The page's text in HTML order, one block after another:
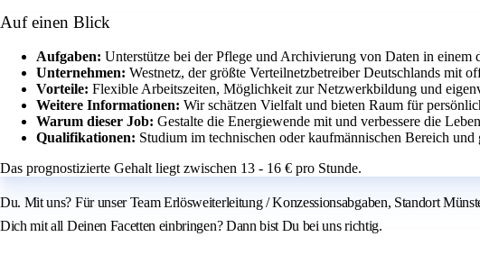
Auf einen Blick
Aufgaben: Unterstütze bei der Pflege und Archivierung von Daten in einem
Unternehmen: Westnetz, der größte Verteilnetzbetreiber Deutschlands mit
Vorteile: Flexible Arbeitszeiten, Möglichkeit zur Netzwerkbildung und
Weitere Informationen: Wir schätzen Vielfalt und bieten Raum für
Warum dieser Job: Gestalte die Energiewende mit und verbessere die
Qualifikationen: Studium im technischen oder kaufmännischen Bereich
Das prognostizierte Gehalt liegt zwischen 13 - 16 € pro Stunde.
Du. Mit uns? Für unser Team Erlösweiterleitung / Konzessionsabgaben, Standort
Dich mit all Deinen Facetten einbringen? Dann bist Du bei uns richtig.